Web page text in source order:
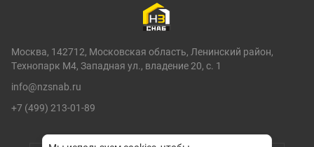
Москва, 142712, Московская область, Ленинский район,
Технопарк М4, Западная ул., владение 20, с. 1
info@nzsnab.ru
+7 (499) 213-01-89